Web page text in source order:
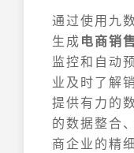
通过使用九
生成电商销
监控和自动
业及时了解
提供有力的
的数据整合
商企业的精